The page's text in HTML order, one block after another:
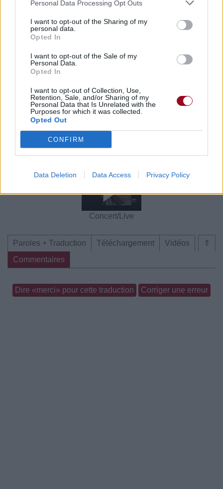
Personal Data Processing Opt Outs
I want to opt-out of the Sharing of my
personal data.
Opted In
I want to opt-out of the Sale of my
Personal Data.
Opted In
I want to opt-out of Collection, Use,
Retention, Sale, and/or Sharing of my
Personal Data that Is Unrelated with the
Purposes for which it was collected.
Opted Out
CONFIRM
Data Deletion Data Access Privacy Policy
Voir la vidéo de «New York (feat.
Jadakiss, Fat Joe)»
Chanson sans vidéo
Concert/Live
⇑
Paroles + Traduction Téléchargement
Vidéos
Commentaires
Dire «merci» pour cette traduction Corriger une erreur